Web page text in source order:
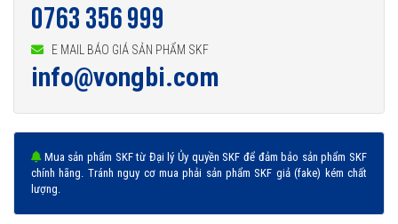
Đại lý ủy quyền SKF chính hãng - SKF Authorized Distributor
Hotline 24/7:
079 66 55 386
999
0763 356 999
E MAIL BÁO GIÁ SẢN PHẨM SKF
info@vongbi.com
Mua sản phẩm SKF từ Đại lý Ủy quyền SKF để đảm bảo sản phẩm SKF
chính hãng. Tránh nguy cơ mua phải sản phẩm SKF giả (fake) kém chất
lượng.